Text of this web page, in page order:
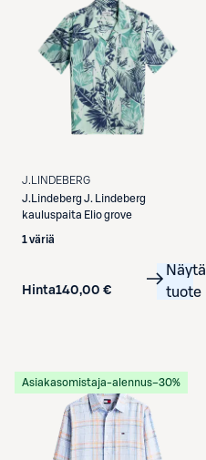
J.LINDEBERG
J.Lindeberg J. Lindeberg
kauluspaita Elio grove
1 väriä
Hinta140,00 €
Näytä
tuote
Asiakasomistaja-alennus−30%